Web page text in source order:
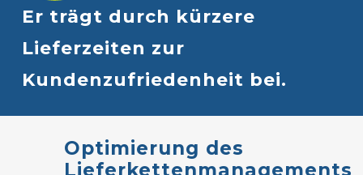
Er trägt durch kürzere
Lieferzeiten zur
Kundenzufriedenheit bei.
Optimierung des
Lieferkettenmanagements